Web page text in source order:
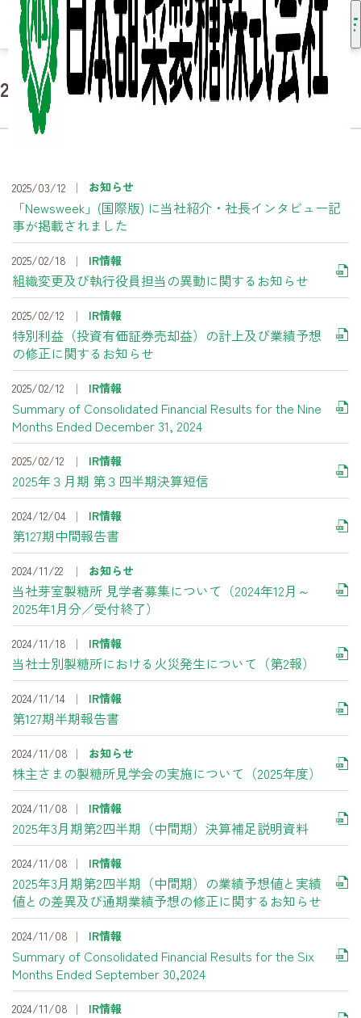
2024年度のお知らせ
2025/03/12 お知らせ
「Newsweek」(国際版) に当社紹介・社長インタビュー記
事が掲載されました
2025/02/18 IR情報
組織変更及び執行役員担当の異動に関するお知らせ
2025/02/12 IR情報
特別利益（投資有価証券売却益）の計上及び業績予想
の修正に関するお知らせ
2025/02/12 IR情報
Summary of Consolidated Financial Results for the Nine
Months Ended December 31, 2024
2025/02/12 IR情報
2025年３月期 第３四半期決算短信
2024/12/04 IR情報
第127期中間報告書
2024/11/22 お知らせ
当社芽室製糖所 見学者募集について（2024年12月～
2025年1月分／受付終了）
2024/11/18 IR情報
当社士別製糖所における火災発生について（第2報）
2024/11/14 IR情報
第127期半期報告書
2024/11/08 お知らせ
株主さまの製糖所見学会の実施について（2025年度）
2024/11/08 IR情報
2025年3月期第2四半期（中間期）決算補足説明資料
2024/11/08 IR情報
2025年3月期第2四半期（中間期）の業績予想値と実績
値との差異及び通期業績予想の修正に関するお知らせ
2024/11/08 IR情報
Summary of Consolidated Financial Results for the Six
Months Ended September 30,2024
2024/11/08 IR情報